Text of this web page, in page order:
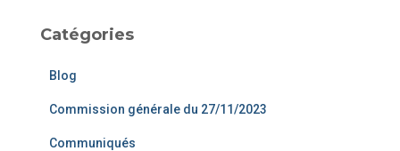
Catégories
Blog
Commission générale du 27/11/2023
Communiqués